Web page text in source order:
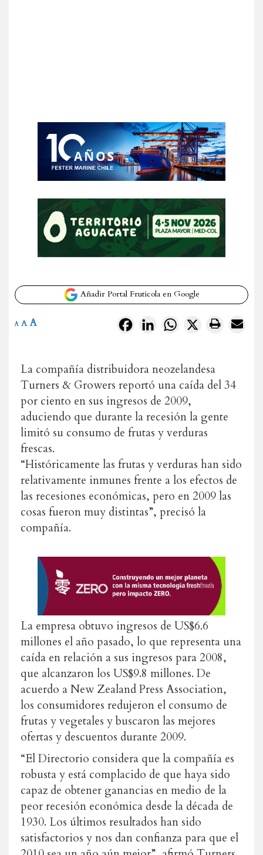
Añadir Portal Frutícola en Google
FacebookLinkedInWhatsApp
X
A A A
La compañía distribuidora neozelandesa
Turners & Growers reportó una caída del 34
por ciento en sus ingresos de 2009,
aduciendo que durante la recesión la gente
limitó su consumo de frutas y verduras
frescas.
“Históricamente las frutas y verduras han sido
relativamente inmunes frente a los efectos de
las recesiones económicas, pero en 2009 las
cosas fueron muy distintas”, precisó la
compañía.
La empresa obtuvo ingresos de US$6.6
millones el año pasado, lo que representa una
caída en relación a sus ingresos para 2008,
que alcanzaron los US$9.8 millones. De
acuerdo a New Zealand Press Association,
los consumidores redujeron el consumo de
frutas y vegetales y buscaron las mejores
ofertas y descuentos durante 2009.
“El Directorio considera que la compañía es
robusta y está complacido de que haya sido
capaz de obtener ganancias en medio de la
peor recesión económica desde la década de
1930. Los últimos resultados han sido
satisfactorios y nos dan confianza para que el